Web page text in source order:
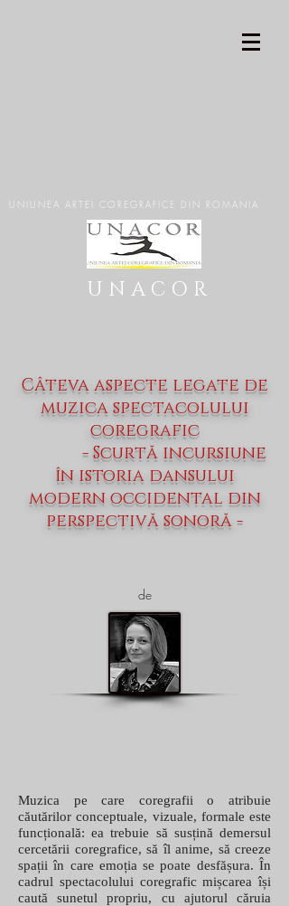
UNIUNEA ARTEI COREGRAFICE DIN ROMANIA
U N A C O R
Câteva aspecte legate de
muzica spectacolului
coregrafic
- Scurtă incursiune
în istoria dansului
modern occidental din
perspectivă sonoră -
Muzica pe care coregrafii o atribuie
căutărilor conceptuale, vizuale, formale este
funcțională: ea trebuie să susțină demersul
cercetării coregrafice, să îl anime, să creeze
spații în care emoția se poate desfășura. În
cadrul spectacolului coregrafic mișcarea își
caută sunetul propriu, cu ajutorul căruia
de